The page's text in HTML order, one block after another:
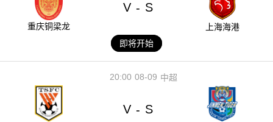
重庆铜梁龙
V - S
上海海港
即将开始
08-09
20:00 中超
V - S